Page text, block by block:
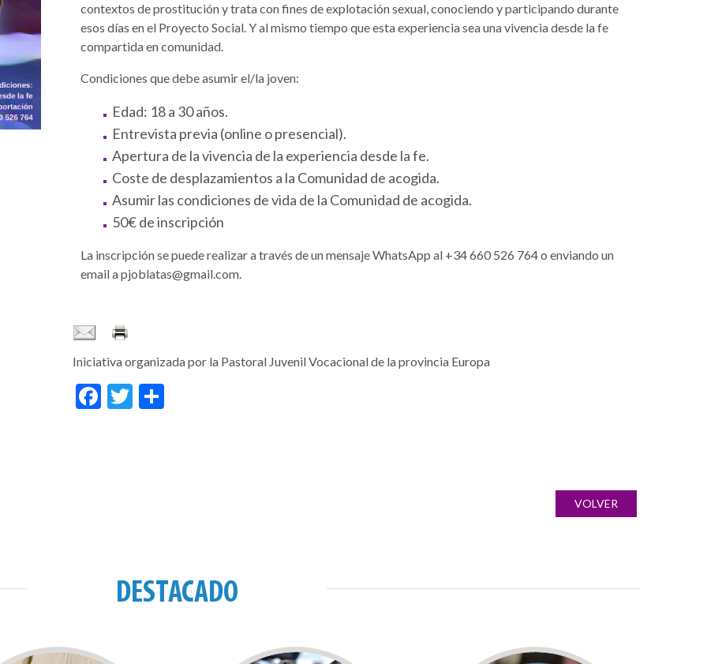
contextos de prostitución y trata con fines de explotación sexual, conociendo y participando durante
esos días en el Proyecto Social. Y al mismo tiempo que esta experiencia sea una vivencia desde la fe
compartida en comunidad.
Condiciones que debe asumir el/la joven:
Edad: 18 a 30 años.
Entrevista previa (online o presencial).
Apertura de la vivencia de la experiencia desde la fe.
Coste de desplazamientos a la Comunidad de acogida.
Asumir las condiciones de vida de la Comunidad de acogida.
50€ de inscripción
La inscripción se puede realizar a través de un mensaje WhatsApp al +34 660 526 764 o enviando un
email a pjoblatas@gmail.com.
Iniciativa organizada por la Pastoral Juvenil Vocacional de la provincia Europa
Facebook
Twitter
Compartir
VOLVER
DESTACADO